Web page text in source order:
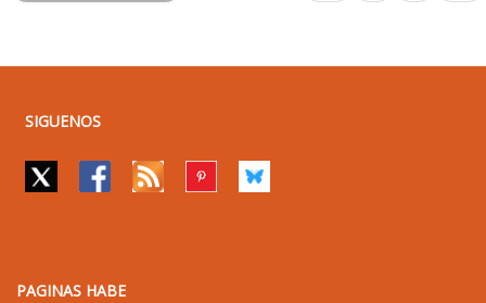
SIGUENOS
PAGINAS HABE